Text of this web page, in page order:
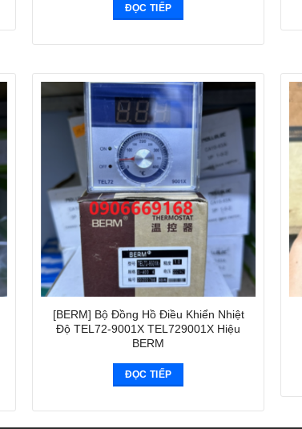
ĐỌC TIẾP
[BERM] Bộ Đồng Hồ Điều Khiển Nhiệt
Độ TEL72-9001X TEL729001X Hiệu
BERM
ĐỌC TIẾP